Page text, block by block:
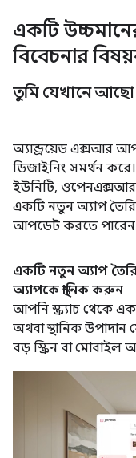
একটি
বিবেচনার
তুমি যেখানে
অ্যান্ড্রয়েড এক্সআর
ডিজাইনিং সমর্থন
ইউনিটি,
একটি নতুন অ্যাপ
আপডেট করতে
একটি নতুন অ্যাপ
অ্যাপকে স্থানিক করুন
আপনি স্ক্র্যাচ থেকে
অথবা স্থানিক
বড় স্ক্রিন বা